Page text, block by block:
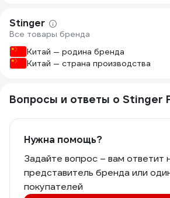
Stinger
Все товары бренда
Китай — родина бренда
Китай — страна производства
Вопросы и ответы о Stinger
Нужна помощь?
Задайте вопрос – вам ответит
представитель бренда или
покупателей